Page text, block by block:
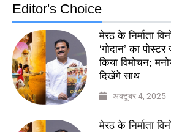
Editor's Choice
मेरठ के निर्माता
‘गोदान’ का
किया विमोचन;
दिखेंगे साथ
अक्टूबर 4, 2025
मेरठ के निर्माता